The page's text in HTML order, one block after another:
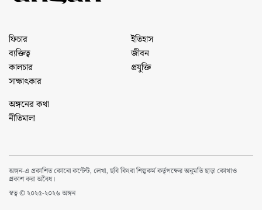
ফিচার
ব্যক্তিত্ব
কালচার
সাক্ষাৎকার
ইতিহাস
জীবন
প্রযুক্তি
অঙ্গনের কথা
নীতিমালা
অঙ্গন-এ প্রকাশিত কোনো কন্টেন্ট, লেখা, ছবি কিংবা শিল্পকর্ম কর্তৃপক্ষের অনুমতি ছাড়া কোথাও
প্রকাশ করা অবৈধ।
স্বত্ব © ২০২৫-২০২৬ অঙ্গন